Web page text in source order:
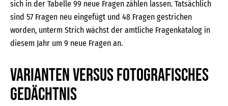
sich in der Tabelle 99 neue Fragen zählen lassen. Tatsächlich
sind 57 Fragen neu eingefügt und 48 Fragen gestrichen
worden, unterm Strich wächst der amtliche Fragenkatalog in
diesem Jahr um 9 neue Fragen an.
Varianten versus fotografisches
Gedächtnis